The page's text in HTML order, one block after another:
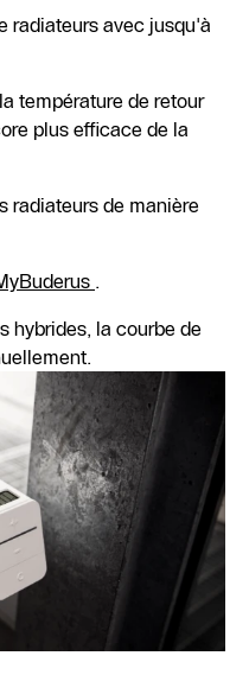
radiateurs avec jusqu'à
température de retour
plus efficace de la
radiateurs de manière
.
hybrides, la courbe de